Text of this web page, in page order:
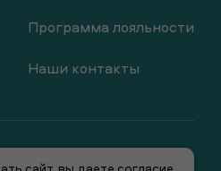
Программа лояльности
Наши контакты